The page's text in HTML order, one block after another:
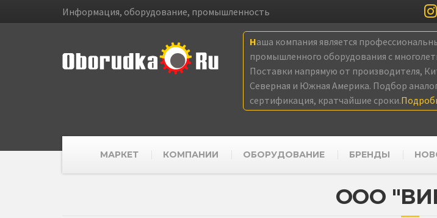
Информация, оборудование, промышленность
Наша компания является
промышленного оборудования с
Поставки напрямую от производителя,
Северная и Южная Америка. Подбор
сертификация, кратчайшие сроки.
МАРКЕТ КОМПАНИИ ОБОРУДОВАНИЕ БРЕНДЫ
ООО